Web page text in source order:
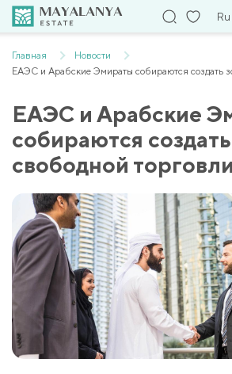
Ru
Главная
Новости
ЕАЭС и Арабские Эмираты собираются создать
ЕАЭС и Арабские
собираются
свободной торговли